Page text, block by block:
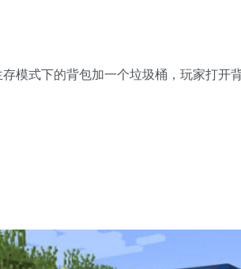
模式下的背包加一个垃圾桶，玩家打开